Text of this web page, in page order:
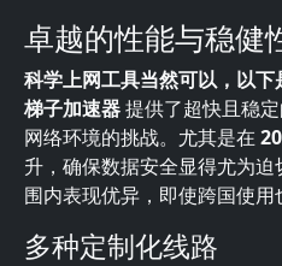
卓越的性能与稳健
科学上网工具当然可以，以
梯子加速器提供了超快且稳
网络环境的挑战。尤其是在
升，确保数据安全显得尤为
围内表现优异，即使跨国使用
多种定制化线路